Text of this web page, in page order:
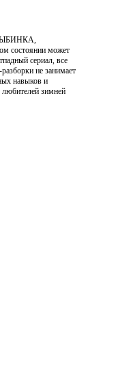
РЫБИНКА,
состоянии может
сериал, все
не занимает
навыков и
зимней